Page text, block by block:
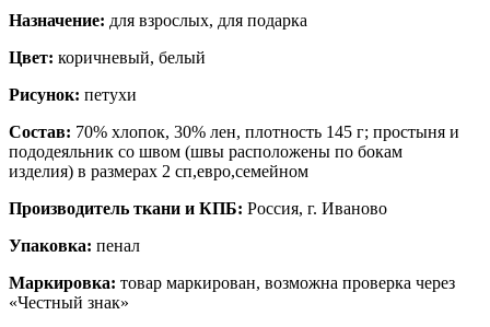
Назначение: для взрослых, для подарка
Цвет: коричневый, белый
Рисунок: петухи
Состав: 70% хлопок, 30% лен, плотность 145 г; простыня и
пододеяльник со швом (швы расположены по бокам
изделия) в размерах 2 сп,евро,семейном
Производитель ткани и КПБ: Россия, г. Иваново
Упаковка: пенал
Маркировка: товар маркирован, возможна проверка через
«Честный знак»